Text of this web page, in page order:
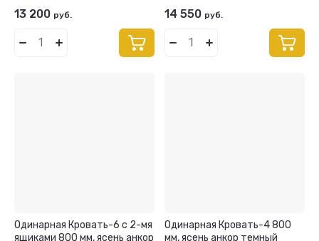
13 200 руб. 14 550 руб.
Одинарная Кровать-6 с 2-мя
ящиками 800 мм, ясень анкор
Одинарная Кровать-4 800
мм, ясень анкор темный